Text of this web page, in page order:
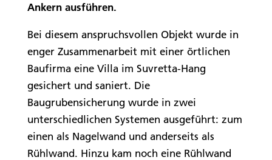
Ankern ausführen.
Bei diesem anspruchsvollen Objekt wurde in
enger Zusammenarbeit mit einer örtlichen
Baufirma eine Villa im Suvretta-Hang
gesichert und saniert. Die
Baugrubensicherung wurde in zwei
unterschiedlichen Systemen ausgeführt: zum
einen als Nagelwand und anderseits als
Rühlwand. Hinzu kam noch eine Rühlwand